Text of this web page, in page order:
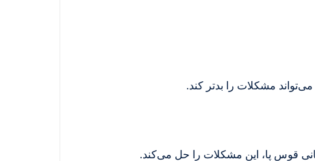
مشکلات را بدتر کند.
قوس پا، این مشکلات را حل می‌کند.